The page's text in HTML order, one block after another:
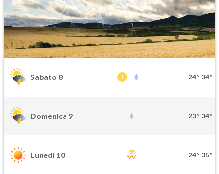
Sabato 8 24° 34°
Domenica 9 23° 34°
Lunedì 10 24° 35°